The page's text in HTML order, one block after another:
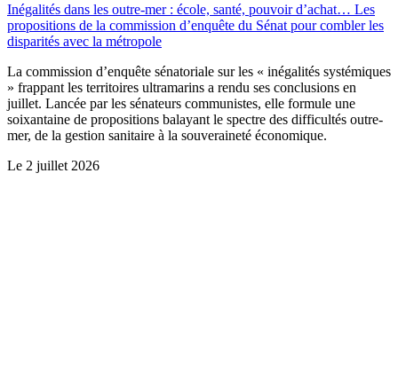
Inégalités dans les outre-mer : école, santé, pouvoir d’achat… Les
propositions de la commission d’enquête du Sénat pour combler les
disparités avec la métropole
La commission d’enquête sénatoriale sur les « inégalités systémiques
» frappant les territoires ultramarins a rendu ses conclusions en
juillet. Lancée par les sénateurs communistes, elle formule une
soixantaine de propositions balayant le spectre des difficultés outre-
mer, de la gestion sanitaire à la souveraineté économique.
Le 2 juillet 2026